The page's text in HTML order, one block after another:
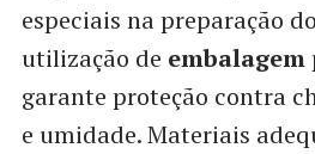
especiais na preparação
utilização de
garante proteção contra
e umidade. Materiais